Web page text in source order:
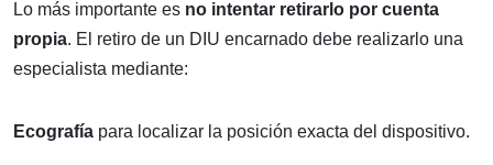
Lo más importante es no intentar retirarlo por cuenta
propia. El retiro de un DIU encarnado debe realizarlo una
especialista mediante:
Ecografía para localizar la posición exacta del dispositivo.